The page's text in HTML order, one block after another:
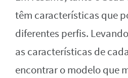
têm características que
diferentes perfis.
as características de
encontrar o modelo que